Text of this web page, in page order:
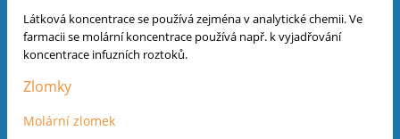
Látková koncentrace se používá zejména v analytické chemii. Ve
farmacii se molární koncentrace používá např. k vyjadřování
koncentrace infuzních roztoků.
Zlomky
Molární zlomek